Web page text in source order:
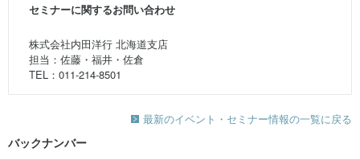
セミナーに関するお問い合わせ
株式会社内田洋行 北海道支店
担当：佐藤・福井・佐倉
TEL：011-214-8501
最新のイベント・セミナー情報の一覧に戻る
バックナンバー